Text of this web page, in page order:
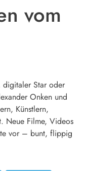
vom
digitaler Star oder
Onken und
Künstlern,
Neue Filme, Videos
vor – bunt, flippig